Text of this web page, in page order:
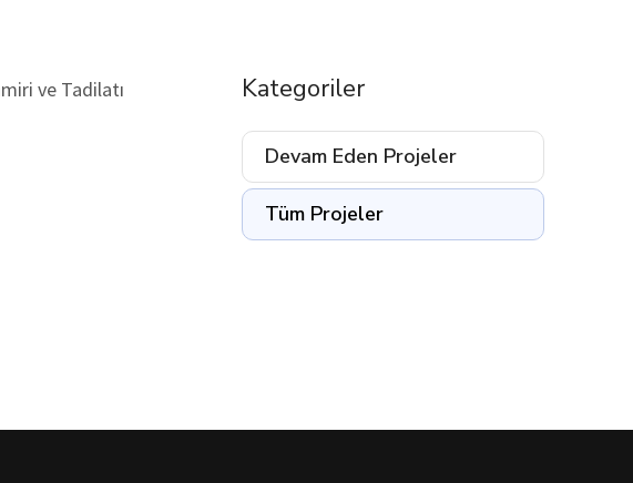
Kategoriler
Devam Eden Projeler
Tüm Projeler